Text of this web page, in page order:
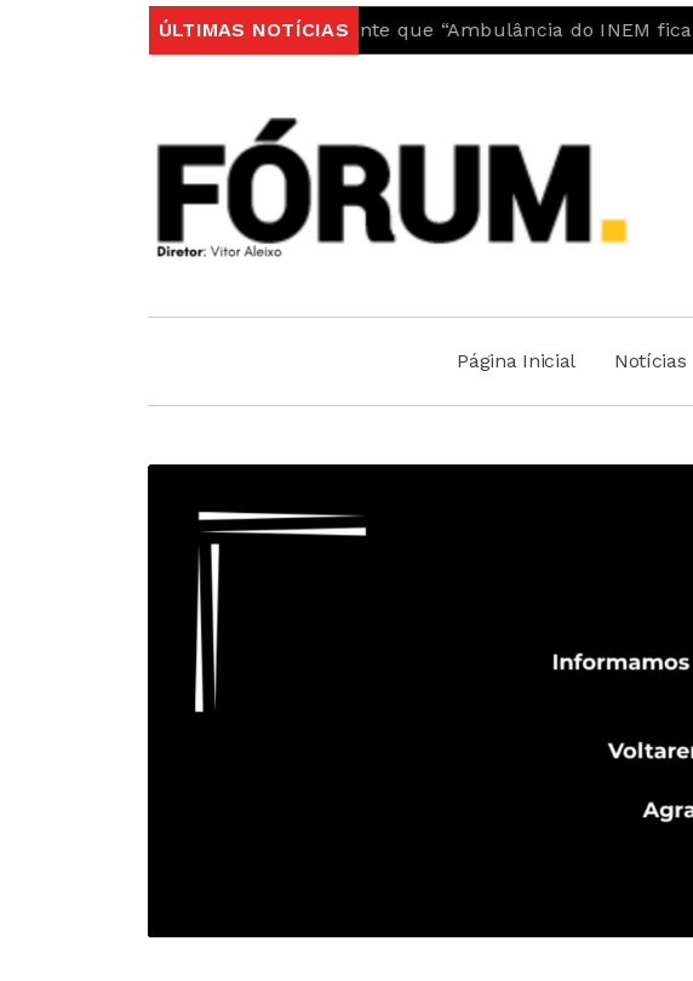
ÚLTIMAS NOTÍCIAS
do Fundão garante que “Ambulância do INEM fica no concelho”
Página Inicial Notícias